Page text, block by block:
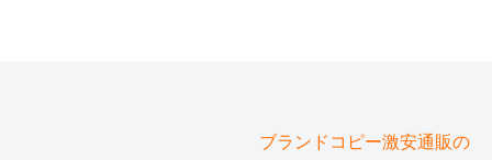
ブランドコピー激安通販の